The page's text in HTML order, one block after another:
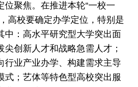
位聚焦。在推进本轮“一校一
高校要确定办学定位，特别是
中：高水平研究型大学突出面
尖创新人才和战略急需人才；
行业产业办学、构建需求主导
式；艺体等特色型高校突出服